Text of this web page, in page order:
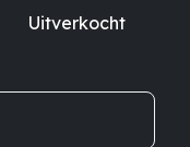
Uitverkocht